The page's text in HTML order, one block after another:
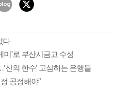
다
미’로 부산시금고 수성
신의 한수’ 고심하는 은행들
공정해야”